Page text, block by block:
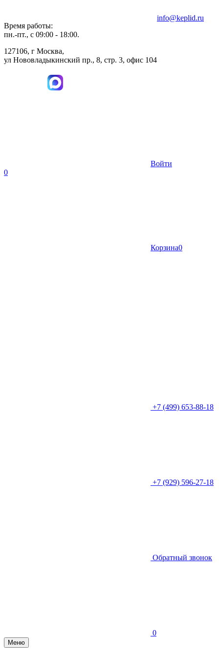
Время работы:
пн.-пт., с 09:00 - 18:00.
127106, г Москва,
ул Нововладыкинский пр., 8, стр. 3, офис 104
info@keplid.ru
Войти
0
Корзина0
+7 (499) 653-88-18
+7 (929) 596-27-18
Обратный звонок
0
Меню